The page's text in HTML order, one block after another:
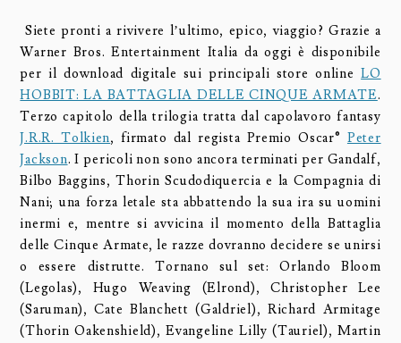
Siete pronti a rivivere l’ultimo, epico, viaggio? Grazie a
Warner Bros. Entertainment Italia da oggi è disponibile
per il download digitale sui principali store onlineLO
HOBBIT: LA BATTAGLIA DELLE CINQUE ARMATE.
Terzo capitolo della trilogia tratta dal capolavoro fantasy
J.R.R. Tolkien, firmato dal regista Premio Oscar® Peter
Jackson. I pericoli non sono ancora terminati per Gandalf,
Bilbo Baggins, Thorin Scudodiquercia e la Compagnia di
Nani; una forza letale sta abbattendo la sua ira su uomini
inermi e, mentre si avvicina il momento della Battaglia
delle Cinque Armate, le razze dovranno decidere se unirsi
o essere distrutte. Tornano sul set: Orlando Bloom
(Legolas), Hugo Weaving (Elrond), Christopher Lee
(Saruman), Cate Blanchett (Galdriel), Richard Armitage
(Thorin Oakenshield), Evangeline Lilly (Tauriel), Martin